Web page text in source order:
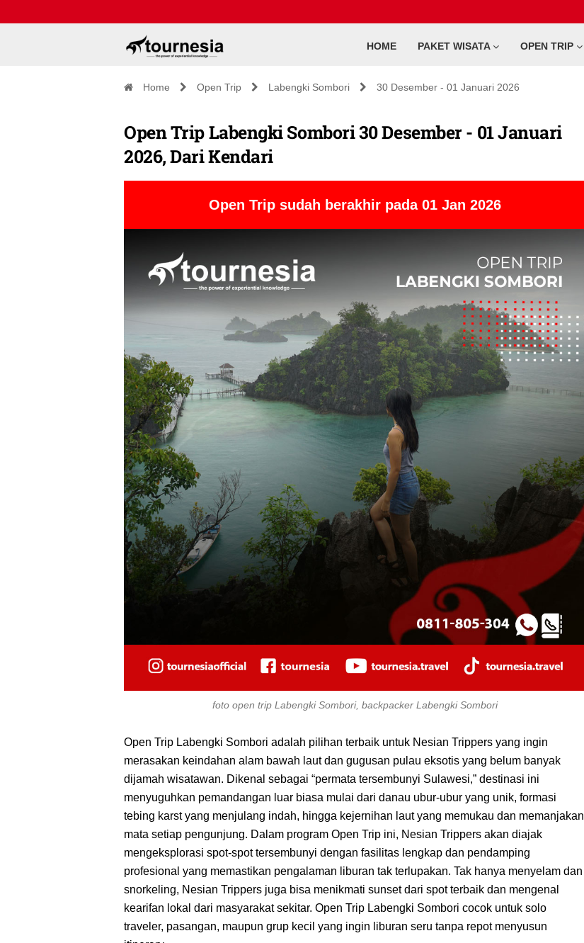
HOME PAKET WISATA OPEN TRIP
Home Open Trip Labengki Sombori 30 Desember - 01 Januari 2026
Open Trip Labengki Sombori 30 Desember - 01 Januari
2026, Dari Kendari
Open Trip sudah berakhir pada 01 Jan 2026
foto open trip Labengki Sombori, backpacker Labengki Sombori
Open Trip Labengki Sombori adalah pilihan terbaik untuk Nesian Trippers yang ingin
merasakan keindahan alam bawah laut dan gugusan pulau eksotis yang belum banyak
dijamah wisatawan. Dikenal sebagai “permata tersembunyi Sulawesi,” destinasi ini
menyuguhkan pemandangan luar biasa mulai dari danau ubur-ubur yang unik, formasi
tebing karst yang menjulang indah, hingga kejernihan laut yang memukau dan memanjakan
mata setiap pengunjung. Dalam program Open Trip ini, Nesian Trippers akan diajak
mengeksplorasi spot-spot tersembunyi dengan fasilitas lengkap dan pendamping
profesional yang memastikan pengalaman liburan tak terlupakan. Tak hanya menyelam dan
snorkeling, Nesian Trippers juga bisa menikmati sunset dari spot terbaik dan mengenal
kearifan lokal dari masyarakat sekitar. Open Trip Labengki Sombori cocok untuk solo
traveler, pasangan, maupun grup kecil yang ingin liburan seru tanpa repot menyusun